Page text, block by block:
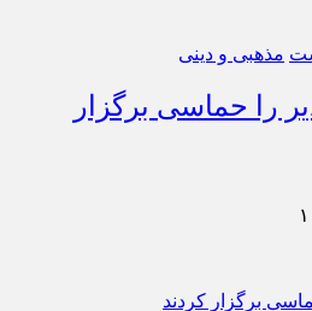
مذهبی و دینی
را حماسی برگزار